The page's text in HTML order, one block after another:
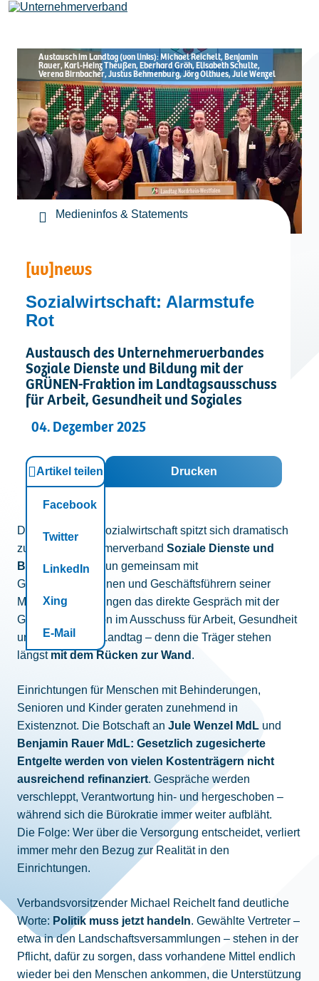
Leistungen
Mitglieder
[uv]campus | Seminare
Verband
Kontakt
Austausch im Landtag (von links): Michael Reichelt, Benjamin
Rauer, Karl-Heinz Theußen, Eberhard Gröh, Elisabeth Schulte,
Verena Birnbacher, Justus Behmenburg, Jörg Olthues, Jule Wenzel
Medieninfos & Statements
[uv]news
Sozialwirtschaft: Alarmstufe
Rot
Austausch des Unternehmerverbandes
Soziale Dienste und Bildung mit der
GRÜNEN-Fraktion im Landtagsausschuss
für Arbeit, Gesundheit und Soziales
04. Dezember 2025
Artikel teilen
Facebook
Twitter
LinkedIn
Xing
E-Mail
Drucken
Die Lage in der Sozialwirtschaft spitzt sich dramatisch
zu. Der Unternehmerverband Soziale Dienste und
Bildungsuchte nun gemeinsam mit
Geschäftsführerinnen und Geschäftsführern seiner
Mitgliedseinrichtungen das direkte Gespräch mit der
GRÜNEN-Fraktion im Ausschuss für Arbeit, Gesundheit
und Soziales im Landtag – denn die Träger stehen
längst mit dem Rücken zur Wand .
Einrichtungen für Menschen mit Behinderungen,
Senioren und Kinder geraten zunehmend in
Existenznot. Die Botschaft an Jule Wenzel MdL und
Benjamin Rauer MdL: Gesetzlich zugesicherte
Entgelte werden von vielen Kostenträgern nicht
ausreichend refinanziert. Gespräche werden
verschleppt, Verantwortung hin- und hergeschoben –
während sich die Bürokratie immer weiter aufbläht.
Die Folge: Wer über die Versorgung entscheidet, verliert
immer mehr den Bezug zur Realität in den
Einrichtungen.
Verbandsvorsitzender Michael Reichelt fand deutliche
Worte: Politik muss jetzt handeln. Gewählte Vertreter –
etwa in den Landschaftsversammlungen – stehen in der
Pflicht, dafür zu sorgen, dass vorhandene Mittel endlich
wieder bei den Menschen ankommen, die Unterstützung